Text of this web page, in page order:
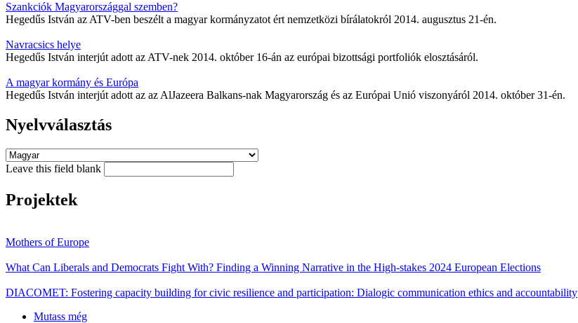
Szankciók Magyarországgal szemben?
Hegedűs István az ATV-ben beszélt a magyar kormányzatot ért nemzetközi bírálatokról 2014. augusztus 21-én.
Navracsics helye
Hegedűs István interjút adott az ATV-nek 2014. október 16-án az európai bizottsági portfoliók elosztásáról.
A magyar kormány és Európa
Hegedűs István interjút adott az az AlJazeera Balkans-nak Magyarország és az Európai Unió viszonyáról 2014. október 31-én.
Nyelvválasztás
Leave this field blank
Projektek
Mothers of Europe
What Can Liberals and Democrats Fight With? Finding a Winning Narrative in the High-stakes 2024 European Elections
DIACOMET: Fostering capacity building for civic resilience and participation: Dialogic communication ethics and accountability
Mutass még